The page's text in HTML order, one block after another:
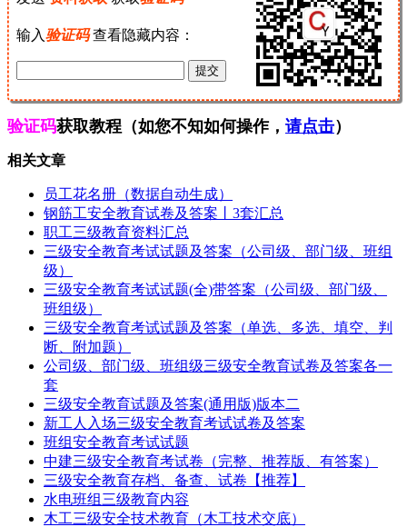
输入验证码查看隐藏内容：
验证码获取教程（如您不知如何操作， 请点击）
相关文章
员工花名册（数据自动生成）
钢筋工安全教育试卷及答案丨3套汇总
职工三级教育资料汇总
三级安全教育考试试题及答案（公司级、部门级、班组
级）
三级安全教育考试试题(全)带答案（公司级、部门级、
班组级）
三级安全教育考试试题及答案（单选、多选、填空、判
断、附加题）
公司级、部门级、班组级三级安全教育试卷及答案各一
套
三级安全教育试题及答案(通用版)版本二
新工人入场三级安全教育考试试卷及答案
班组安全教育考试试题
中建三级安全教育考试卷（完整、推荐版、有答案）
三级安全教育存档、备查、试卷【推荐】
水电班组三级教育内容
木工三级安全技术教育（木工技术交底）